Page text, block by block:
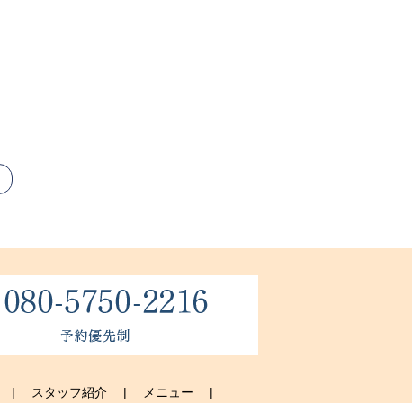
スタッフ紹介 メニュー